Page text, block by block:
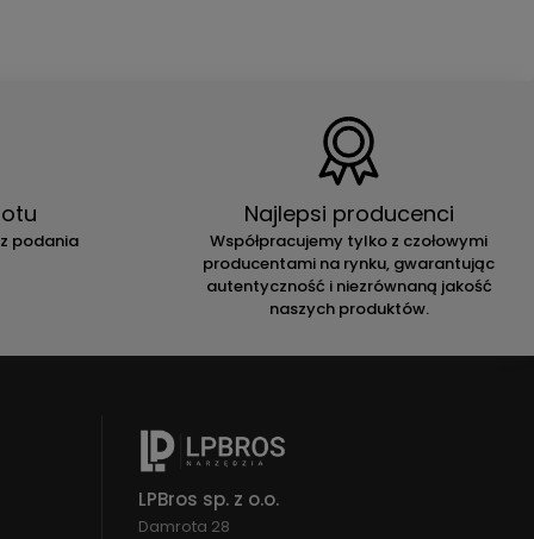
podania
Najlepsi producenci
Współpracujemy tylko z czołowymi
producentami na rynku, gwarantując
autentyczność i niezrównaną jakość
naszych produktów.
LPBros sp. z o.o.
Damrota 28